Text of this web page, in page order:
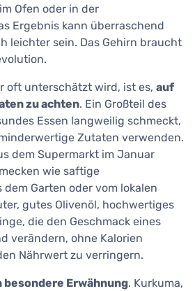
Ofen oder in der
Ergebnis kann überraschend
leichter sein. Das Gehirn braucht
oft unterschätzt wird, ist es, auf
zu achten. Ein Großteil des
Essen langweilig schmeckt,
Zutaten verwenden.
dem Supermarkt im Januar
wie saftige
Garten oder vom lokalen
gutes Olivenöl, hochwertiges
die den Geschmack eines
verändern, ohne Kalorien
Nährwert zu verringern.
Erwähnung. Kurkuma,